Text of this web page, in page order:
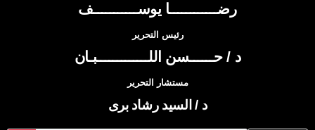
رضــــــــــــا يوســـــــــــف
رئيس التحرير
د / حــــــسن اللـــــــــــــبـان
مستشار التحرير
د / السيد رشاد برى